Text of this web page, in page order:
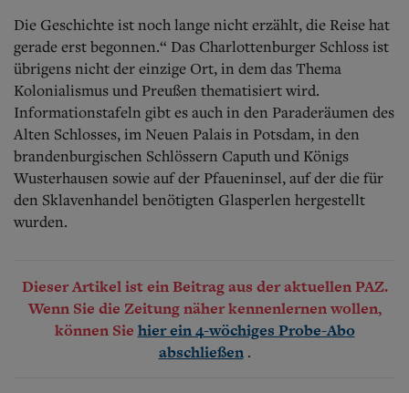
Die Geschichte ist noch lange nicht erzählt, die Reise hat
gerade erst begonnen.“ Das Charlottenburger Schloss ist
übrigens nicht der einzige Ort, in dem das Thema
Kolonialismus und Preußen thematisiert wird.
Informationstafeln gibt es auch in den Paraderäumen des
Alten Schlosses, im Neuen Palais in Potsdam, in den
brandenburgischen Schlössern Caputh und Königs
Wusterhausen sowie auf der Pfaueninsel, auf der die für
den Sklavenhandel benötigten Glasperlen hergestellt
wurden.
Dieser Artikel ist ein Beitrag aus der aktuellen PAZ.
Wenn Sie die Zeitung näher kennenlernen wollen,
können Sie hier ein 4-wöchiges Probe-Abo
abschließen .